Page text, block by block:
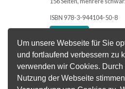
Um unsere Webseite für Sie
und fortlaufend verbessern zu
verwenden wir Cookies.
Nutzung der Webseite
ISBN 978-3-944104-50-8
Copyright
JoomShopping